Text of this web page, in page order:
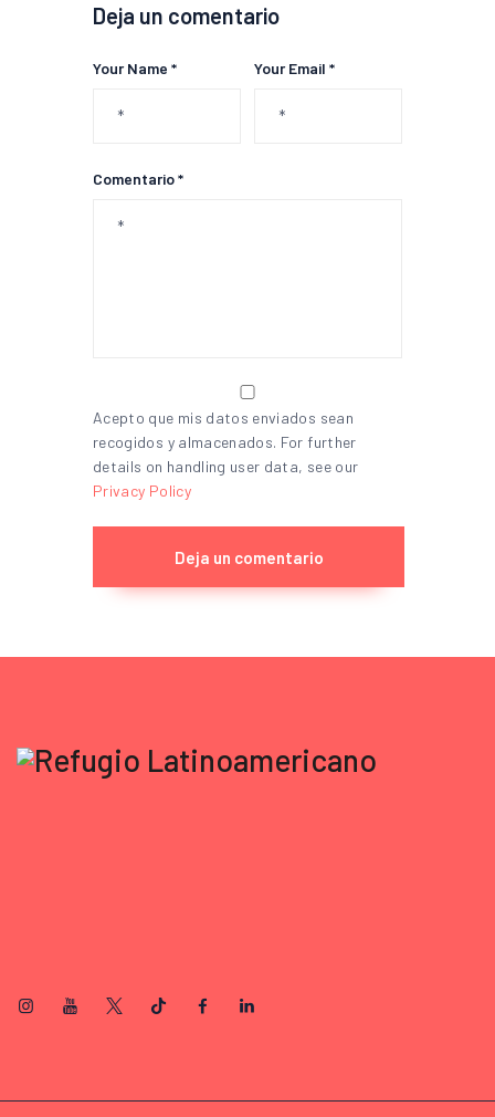
Deja un comentario
Your Name * Your Email *
Comentario *
Acepto que mis datos enviados sean
recogidos y almacenados. For further
details on handling user data, see our
Privacy Policy